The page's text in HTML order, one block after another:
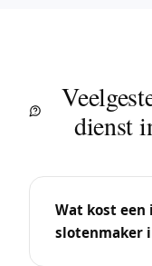
dienst
Wat kost
slotenmaker